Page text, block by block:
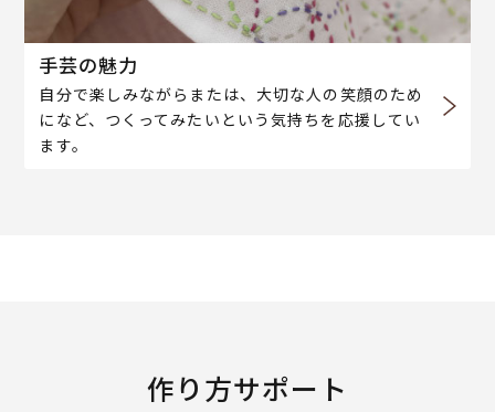
手芸の魅力
自分で楽しみながらまたは、大切な人の笑顔のため
になど、つくってみたいという気持ちを応援してい
ます。
作り方サポート